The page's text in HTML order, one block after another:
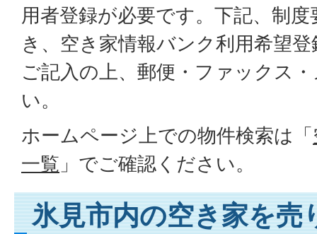
用者登録が必要です。下記、制
き、空き家情報バンク利用希望
ご記入の上、郵便・ファックス
い。
ホームページ上での物件検索は「
一覧 」でご確認ください。
氷見市内の空き家を売